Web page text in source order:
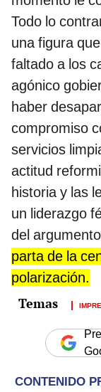
Todo lo
una figura
faltado a los
agónico
haber
compromiso
servicios
actitud
historia y las
un liderazgo
del
parta de la
polarización.